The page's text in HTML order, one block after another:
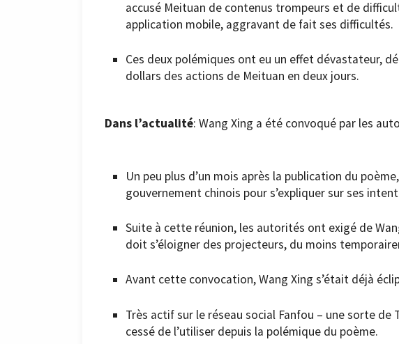
accusé Meituan de contenus trompeurs et de
application mobile, aggravant de fait ses difficultés.
Ces deux polémiques ont eu un effet dévastateur,
dollars des actions de Meituan en deux jours.
Dans l’actualité: Wang Xing a été convoqué par les
Un peu plus d’un mois après la publication du
gouvernement chinois pour s’expliquer sur ses
Suite à cette réunion, les autorités ont exigé de
doit s’éloigner des projecteurs, du moins
Avant cette convocation, Wang Xing s’était déjà
Très actif sur le réseau social Fanfou – une sorte de
cessé de l’utiliser depuis la polémique du poème.